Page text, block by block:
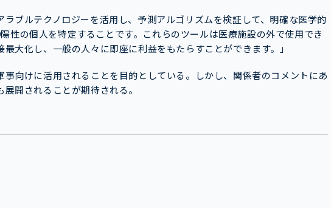
ラブルテクノロジーを活用し、予測アルゴリズムを検証して、明確な医学的
性の個人を特定することです。これらのツールは医療施設の外で使用でき
大化し、一般の人々に即座に利益をもたらすことができます。」
向けに活用されることを目的としている。しかし、関係者のコメントにあ
開されることが期待される。